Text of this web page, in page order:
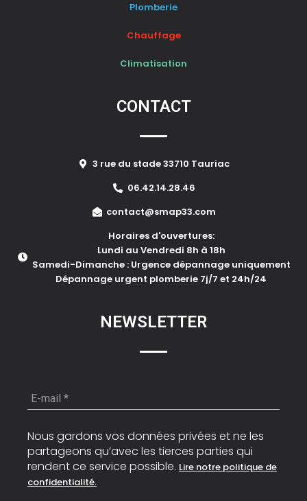
Plomberie
Chauffage
Climatisation
CONTACT
3 rue du stade 33710 Tauriac
06.42.14.28.46
contact@smap33.com
Horaires d'ouvertures:
Lundi au Vendredi 8h à 18h
Samedi-Dimanche : Urgence dépannage uniquement
Dépannage urgent plomberie 7j/7 et 24h/24
NEWSLETTER
E-
mail
Nous gardons vos données privées et ne les
partageons qu’avec les tierces parties qui
rendent ce service possible. Lire notre politique de
confidentialité.